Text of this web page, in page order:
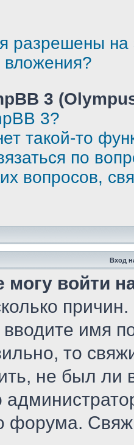
разрешены
вложения?
3
3?
такой-то
по
вопросов,
Вход
могу войти
имя
то
не был ли
форума.